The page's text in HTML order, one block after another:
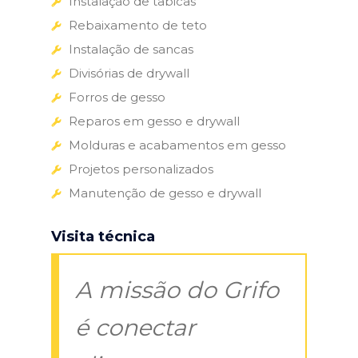
Rebaixamento de teto
Instalação de sancas
Divisórias de drywall
Forros de gesso
Reparos em gesso e drywall
Molduras e acabamentos em gesso
Projetos personalizados
Manutenção de gesso e drywall
Visita técnica
A missão do Grifo
é conectar